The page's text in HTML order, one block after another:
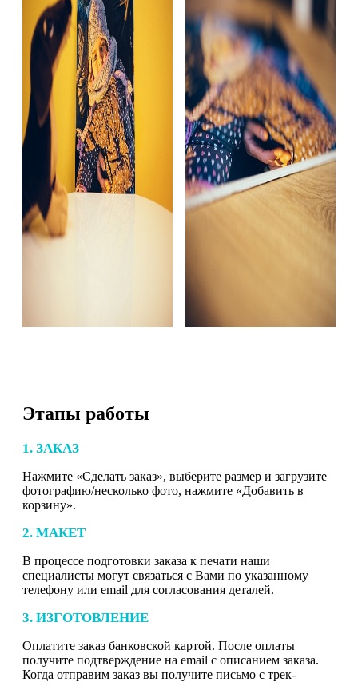
Этапы работы
1. ЗАКАЗ
Нажмите «Сделать заказ», выберите размер и загрузите
фотографию/несколько фото, нажмите «Добавить в
корзину».
2. МАКЕТ
В процессе подготовки заказа к печати наши
специалисты могут связаться с Вами по указанному
телефону или email для согласования деталей.
3. ИЗГОТОВЛЕНИЕ
Оплатите заказ банковской картой. После оплаты
получите подтверждение на email с описанием заказа.
Когда отправим заказ вы получите письмо с трек-